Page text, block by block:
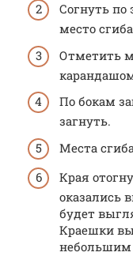
Согнуть по
место
Отметить
По бокам
загнуть.
Места
Края
оказались
будет
Краешки
небольшим